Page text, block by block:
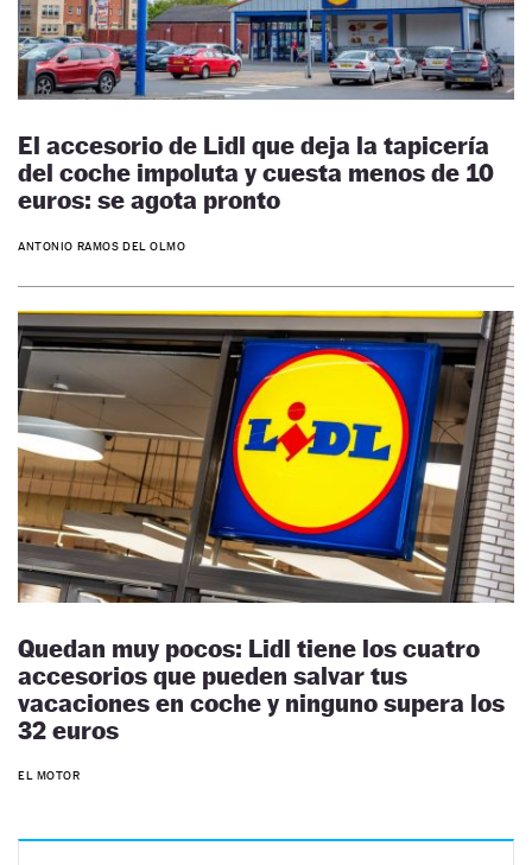
El accesorio de Lidl que deja la tapicería
del coche impoluta y cuesta menos de 10
euros: se agota pronto
ANTONIO RAMOS DEL OLMO
Quedan muy pocos: Lidl tiene los cuatro
accesorios que pueden salvar tus
vacaciones en coche y ninguno supera los
32 euros
EL MOTOR